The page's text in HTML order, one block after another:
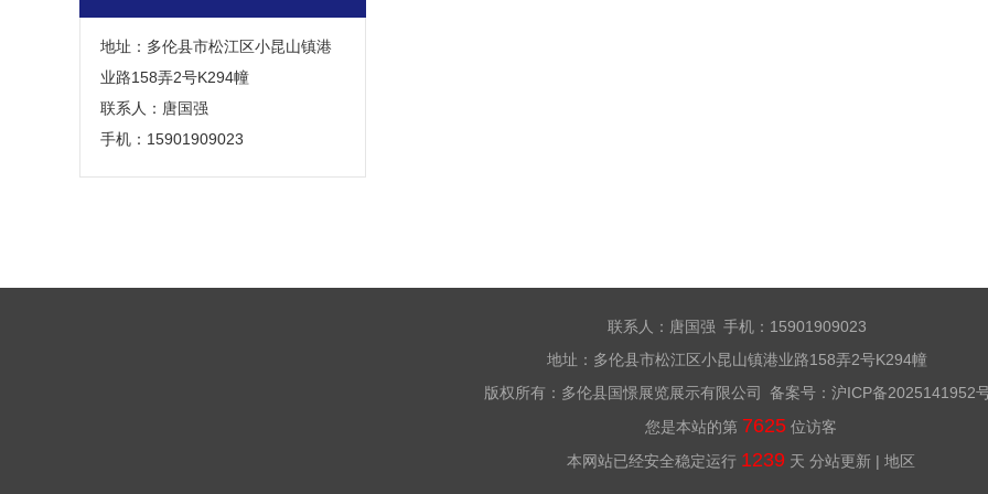
地址：多伦县市松江区小昆山镇港
业路158弄2号K294幢
联系人：唐国强
手机：15901909023
联系人：唐国强 手机：15901909023
地址：多伦县市松江区小昆山镇港业路158弄2号K294幢
版权所有：多伦县国憬展览展示有限公司 备案号： 沪ICP备2025141952
您是本站的第 7625 位访客
本网站已经安全稳定运行 1239 天 分站更新 | 地区